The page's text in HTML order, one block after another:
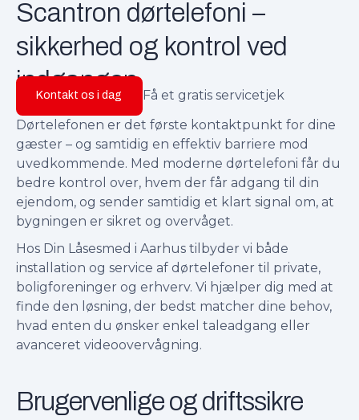
Scantron dørtelefoni –
sikkerhed og kontrol ved
indgangen
Kontakt os i dag
Få et gratis servicetjek
Dørtelefonen er det første kontaktpunkt for dine
gæster – og samtidig en effektiv barriere mod
uvedkommende. Med moderne dørtelefoni får du
bedre kontrol over, hvem der får adgang til din
ejendom, og sender samtidig et klart signal om, at
bygningen er sikret og overvåget.
Hos Din Låsesmed i Aarhus tilbyder vi både
installation og service af dørtelefoner til private,
boligforeninger og erhverv. Vi hjælper dig med at
finde den løsning, der bedst matcher dine behov,
hvad enten du ønsker enkel taleadgang eller
avanceret videoovervågning.
Brugervenlige og driftssikre